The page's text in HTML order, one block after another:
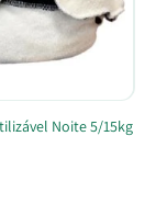
Noite 5/15kg